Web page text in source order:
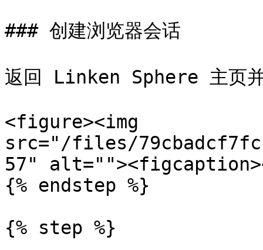
### 创建浏览器会话
返回 Linken Sphere 主页
<figure><img
src="/files/
57"
{% endstep %}
{% step %}